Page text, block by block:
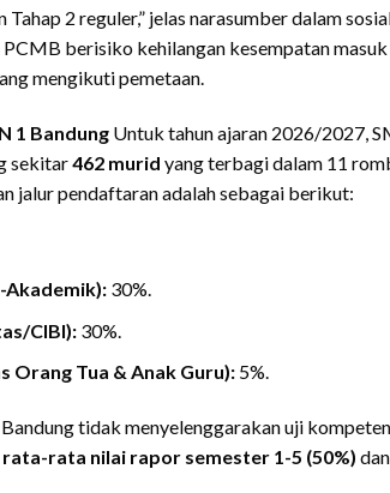
2 reguler,” jelas narasumber dalam
berisiko kehilangan kesempatan
mengikuti pemetaan.
1 Bandung Untuk tahun ajaran 2026/2027,
sekitar462 murid yang terbagi dalam 11
jalur pendaftaran adalah sebagai berikut:
Akademik):30%.
CIBI):30%.
Orang Tua & Anak Guru):5%.
tidak menyelenggarakan uji
rata-rata nilai rapor semester 1-5 (50%)